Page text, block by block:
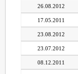
26.08.2012
17.05.2011
23.08.2012
23.07.2012
08.12.2011